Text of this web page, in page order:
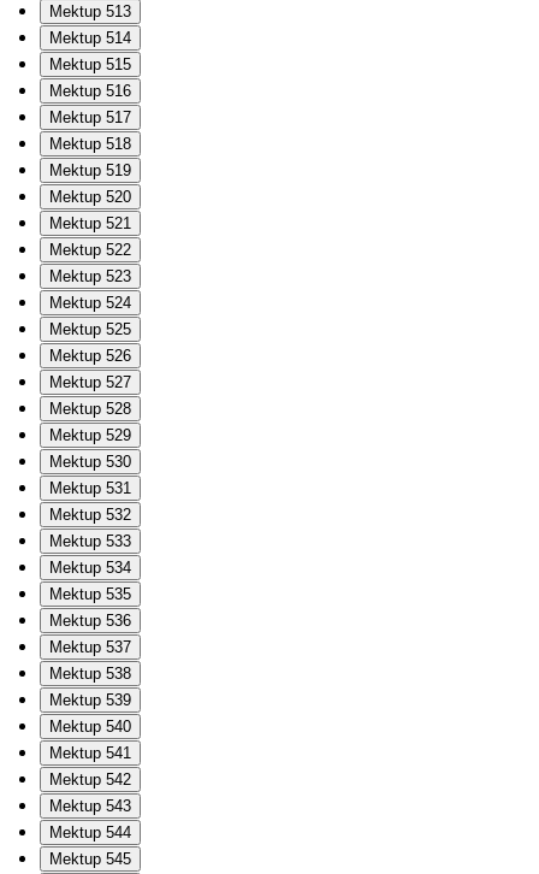
Mektup 513
Mektup 514
Mektup 515
Mektup 516
Mektup 517
Mektup 518
Mektup 519
Mektup 520
Mektup 521
Mektup 522
Mektup 523
Mektup 524
Mektup 525
Mektup 526
Mektup 527
Mektup 528
Mektup 529
Mektup 530
Mektup 531
Mektup 532
Mektup 533
Mektup 534
Mektup 535
Mektup 536
Mektup 537
Mektup 538
Mektup 539
Mektup 540
Mektup 541
Mektup 542
Mektup 543
Mektup 544
Mektup 545